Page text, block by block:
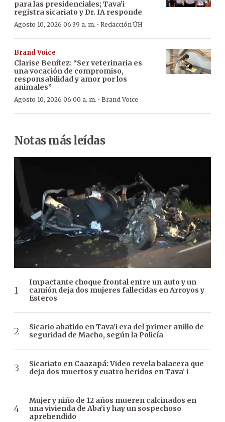
para las presidenciales; Tava’i
registra sicariato y Dr. IA responde
Agosto 10, 2026 06:39 a. m. · Redacción ÚH
Brand Voice
Clarise Benítez: “Ser veterinaria es
una vocación de compromiso,
responsabilidad y amor por los
animales”
Agosto 10, 2026 06:00 a. m. · Brand Voice
Notas más leídas
Impactante choque frontal entre un auto y un
camión deja dos mujeres fallecidas en Arroyos y
Esteros
Sicario abatido en Tava’i era del primer anillo de
seguridad de Macho, según la Policía
Sicariato en Caazapá: Video revela balacera que
deja dos muertos y cuatro heridos en Tava’ i
Mujer y niño de 12 años mueren calcinados en
una vivienda de Aba’i y hay un sospechoso
aprehendido